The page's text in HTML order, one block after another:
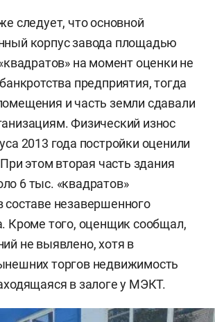
следует, что основной
корпус завода площадью
на момент оценки не
предприятия, тогда
и часть земли сдавали
Физический износ
2013 года постройки оценили
При этом вторая часть здания
6 тыс. «квадратов»
составе незавершенного
Кроме того, оценщик сообщал,
не выявлено, хотя в
торгов недвижимость
в залоге у МЭКТ.